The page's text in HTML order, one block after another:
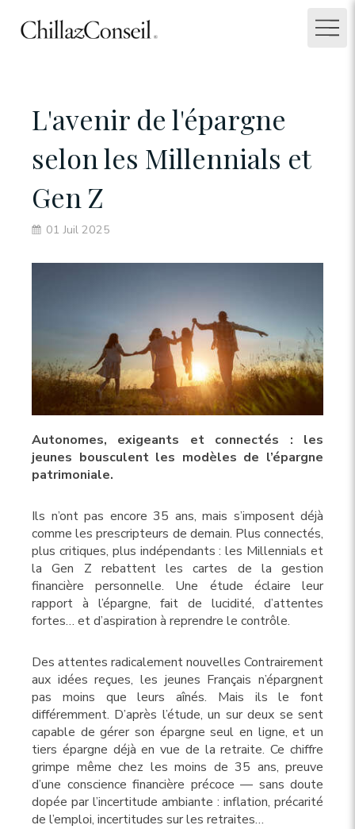
L'avenir de l'épargne
selon les Millennials et
Gen Z
01 Juil 2025
Autonomes, exigeants et connectés : les
jeunes bousculent les modèles de l’épargne
patrimoniale.
Ils n’ont pas encore 35 ans, mais s’imposent déjà
comme les prescripteurs de demain. Plus connectés,
plus critiques, plus indépendants : les Millennials et
la Gen Z rebattent les cartes de la gestion
financière personnelle. Une étude éclaire leur
rapport à l’épargne, fait de lucidité, d’attentes
fortes… et d’aspiration à reprendre le contrôle.
Des attentes radicalement nouvelles Contrairement
aux idées reçues, les jeunes Français n’épargnent
pas moins que leurs aînés. Mais ils le font
différemment. D’après l’étude, un sur deux se sent
capable de gérer son épargne seul en ligne, et un
tiers épargne déjà en vue de la retraite. Ce chiffre
grimpe même chez les moins de 35 ans, preuve
d’une conscience financière précoce — sans doute
dopée par l’incertitude ambiante : inflation, précarité
de l’emploi, incertitudes sur les retraites…